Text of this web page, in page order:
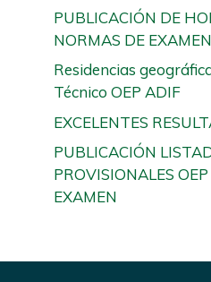
PUBLICACIÓN DE
NORMAS DE EXAMEN
Residencias
Técnico OEP ADIF
EXCELENTES
PUBLICACIÓN
PROVISIONALES
EXAMEN